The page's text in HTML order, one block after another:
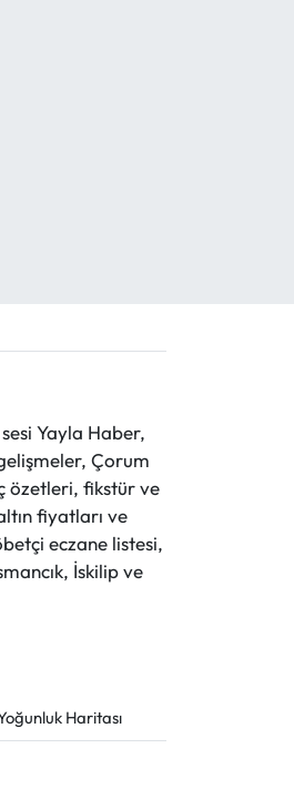
Yayla Haber,
Çorum
özetleri, fikstür ve
fiyatları ve
eczane listesi,
İskilip ve
Haritası